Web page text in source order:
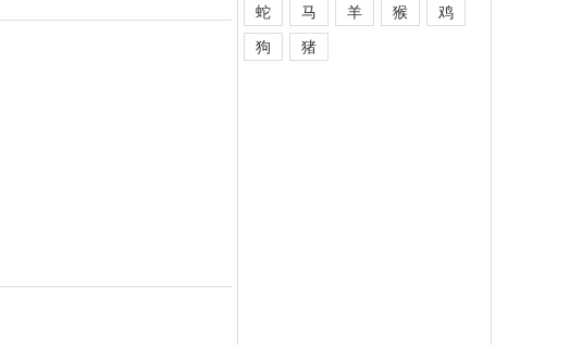
蛇
马 羊 猴
鸡
狗
猪